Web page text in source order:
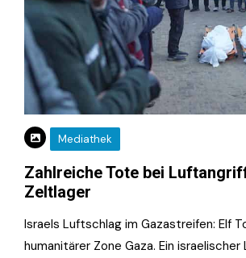
Mediathek
Zahlreiche Tote bei
Zeltlager
Israels Luftschlag im Gazastreifen: Elf
humanitärer Zone Gaza. Ein